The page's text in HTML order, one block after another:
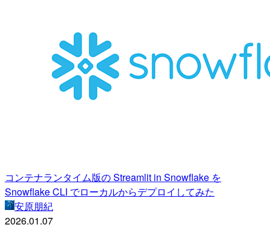
コンテナランタイム版の Streamlit in Snowflake を
Snowflake CLI でローカルからデプロイしてみた
安原朋紀
2026.01.07